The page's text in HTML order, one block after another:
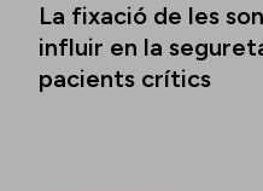
La fixació de les
influir en la
pacients crítics